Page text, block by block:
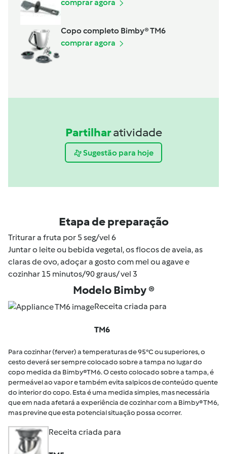
comprar agora
Copo completo Bimby® TM6
comprar agora
Partilharatividade
Sugestão para hoje
Etapa de preparação
Triturar a fruta por 5 seg/vel 6
Juntar o leite ou bebida vegetal, os flocos de aveia, as
claras de ovo, adoçar a gosto com mel ou agave e
cozinhar 15 minutos/90 graus/ vel 3
Modelo Bimby ®
Receita criada para
TM6
Para cozinhar (ferver) a temperaturas de 95°C ou superiores, o
cesto deverá ser sempre colocado sobre a tampa no lugar do
copo medida da Bimby®TM6. O cesto colocado sobre a tampa, é
permeável ao vapor e também evita salpicos de conteúdo quente
do interior do copo. Esta é uma medida simples, mas necessária
que em nada afetará a experiência de cozinhar com a Bimby® TM6,
mas previne que esta potencial situação possa ocorrer.
Receita criada para